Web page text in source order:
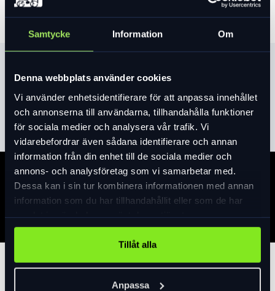
Samtycke Information Om
Denna webbplats använder cookies
Vi använder enhetsidentifierare för att anpassa innehållet
och annonserna till användarna, tillhandahålla funktioner
för sociala medier och analysera vår trafik. Vi
vidarebefordrar även sådana identifierare och annan
information från din enhet till de sociala medier och
annons- och analysföretag som vi samarbetar med.
Dessa kan i sin tur kombinera informationen med annan
information som du har tillhandahållit eller som de har
Tillåt alla
Anpassa
Produktinformation
Läs merexpand_more
Specifikation
Tillbehör